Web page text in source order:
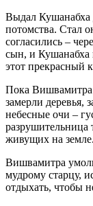
Выдал Кушанабха
потомства. Стал
согласились –
сын, и Кушанабха
этот прекрасный
Пока Вишвамитра
замерли деревья,
небесные очи –
разрушительница
живущих на земле.
Вишвамитра
мудрому старцу,
отдыхать, чтобы